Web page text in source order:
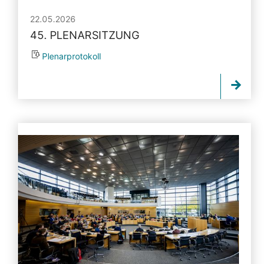
22.05.2026
45. PLENARSITZUNG
Plenarprotokoll